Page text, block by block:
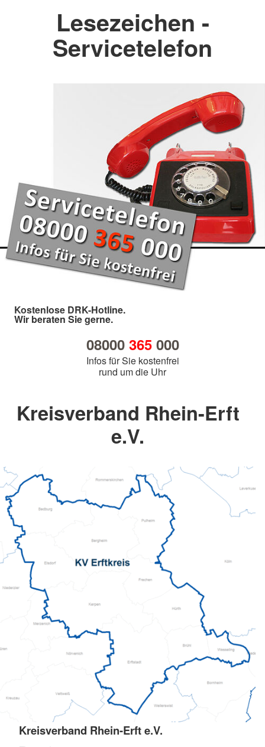
Lesezeichen -
Servicetelefon
Kostenlose DRK-Hotline.
Wir beraten Sie gerne.
08000 365000
Infos für Sie kostenfrei
rund um die Uhr
Kreisverband Rhein-Erft
e.V.
Kreisverband Rhein-Erft e.V.